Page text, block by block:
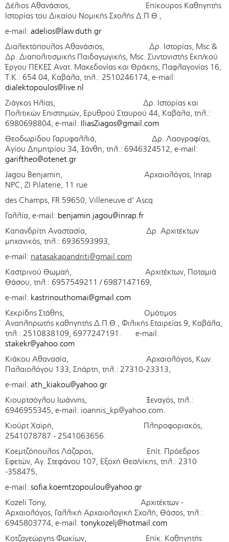
Δέλιος Αθανάσιος, Επίκουρος Καθηγητής
Ιστορίας του Δικαίου Νομικής Σχολής Δ.Π.Θ.,
e-mail: adelios@law.duth.gr
Διαλεκτόπουλος Αθανάσιος, Δρ. Ιστορίας, Msc &
Δρ. Διαπολιτισμικής Παιδαγωγικής, Msc. Συντονιστής Εκπ/κού
Έργου ΠΕΚΕΣ Ανατ. Μακεδονίας και Θράκης, Παφλαγονίας 16,
Τ.Κ.: 654 04, Καβάλα, τηλ.: 2510246174, e-mail:
dialektopoulos@live.nl
Ζιάγκος Ηλίας, Δρ. Ιστορίας και
Πολιτικών Επιστημών, Ερυθρού Σταυρού 44, Καβάλα, τηλ.:
6980698804, e-mail: IliasZiagos@gmail.com
Θεοδωρίδου Γαρυφαλλιά, Δρ. Λαογραφίας,
Αγίου Δημητρίου 34, Ξάνθη, τηλ.: 6946324512, e-mail:
gariftheo@otenet.gr
Jagou Benjamin, Αρχαιολόγος, Inrap
NPC, ZI Pilaterie, 11 rue
des Champs, FR 59650, Villeneuve d’ Ascq
Γαλλία, e-mail: benjamin.jagou@inrap.fr
Καπανδρίτη Αναστασία, Δρ. Αρχιτέκτων
μηχανικός, τηλ.: 6936593993,
e-mail: natasakapandriti@gmail.com
Καστρινού Θωμαή, Αρχιτέκτων, Ποταμιά
Θάσου, τηλ.: 6957549211 / 6987147169,
e-mail: kastrinouthomai@gmail.com
Κεκρίδης Στάθης, Oμότιμος
Αναπληρωτής καθηγητής Δ.Π.Θ., Φιλικής Εταιρείας 9, Καβάλα,
τηλ.: 2510838109, 6977247191. e-mail:
stakekr@yahoo.com
Κιάκου Αθανασία, Αρχαιολόγος, Κων.
Παλαιολόγου 133, Σπάρτη, τηλ.: 27310-23313,
e-mail: ath_kiakou@yahoo.gr
Κιουρτσόγλου Ιωάννης, Ξεναγός, τηλ.:
6946955345, e-mail: ioannis_kp@yahoo.com.
Κιούρτ Χαϊρή, Πληροφοριακός,
2541078787 - 2541063656.
Κοεμτζόπουλος Λάζαρος, Επίτ. Πρόεδρος
Εφετών, Αγ. Στεφάνου 107, Εξοχή Θεσ/νίκης, τηλ.: 2310
-358475,
e-mail: sofia.koemtzopoulou@yahoo.gr
Kozeli Tony, Αρχιτέκτων -
Αρχαιολόγος, Γαλλική Αρχαιο­λογική Σχολή, Θάσος, τηλ.:
6945803774, e-mail: tonykozelj@hotmail.com
Κοτζαγεώργης Φωκίων, Επίκ. Καθηγητής